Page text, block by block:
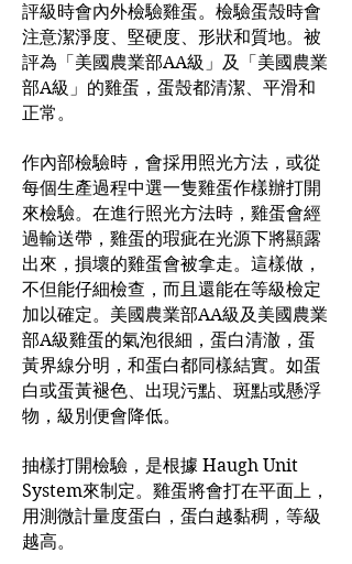
評級時會內外檢驗雞蛋。檢驗蛋殼時會
注意潔淨度、堅硬度、形狀和質地。被
評為「美國農業部AA級」及「美國農業
部A級」的雞蛋，蛋殼都清潔、平滑和
正常。
作內部檢驗時，會採用照光方法，或從
每個生產過程中選一隻雞蛋作樣辦打開
來檢驗。在進行照光方法時，雞蛋會經
過輸送帶，雞蛋的瑕疵在光源下將顯露
出來，損壞的雞蛋會被拿走。這樣做，
不但能仔細檢查，而且還能在等級檢定
加以確定。美國農業部AA級及美國農業
部A級雞蛋的氣泡很細，蛋白清澈，蛋
黃界線分明，和蛋白都同樣結實。如蛋
白或蛋黃褪色、出現污點、斑點或懸浮
物，級別便會降低。
抽樣打開檢驗，是根據 Haugh Unit
System來制定。雞蛋將會打在平面上，
用測微計量度蛋白，蛋白越黏稠，等級
越高。